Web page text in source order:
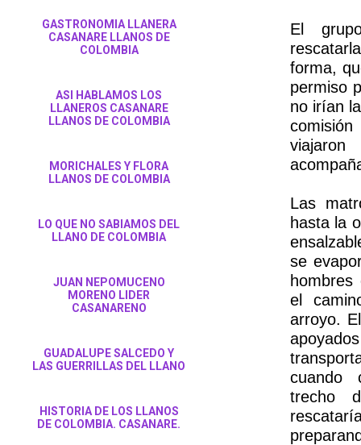
GASTRONOMIA LLANERA
CASANARE LLANOS DE
COLOMBIA
ASI HABLAMOS LOS
LLANEROS CASANARE
LLANOS DE COLOMBIA
MORICHALES Y FLORA
LLANOS DE COLOMBIA
LO QUE NO SABIAMOS DEL
LLANO DE COLOMBIA
JUAN NEPOMUCENO
MORENO LIDER
CASANARENO
GUADALUPE SALCEDO Y
LAS GUERRILLAS DEL LLANO
HISTORIA DE LOS LLANOS
DE COLOMBIA. CASANARE.
El
forma,
permiso
no irían
Las
hasta la
se
hombres
el
arroyo.
cuando
trecho